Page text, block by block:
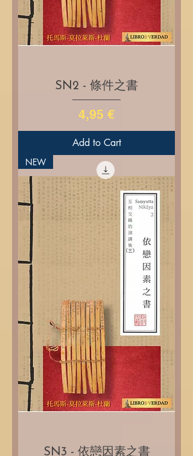
SN2 - 條件之書
Price
4,95 €
Add to Cart
NEW
SN3 - 依戀因素之書